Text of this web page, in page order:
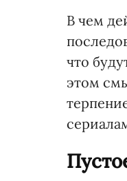
В чем
что
этом